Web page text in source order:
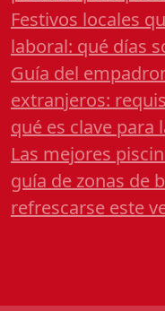
Festivos locales
laboral: qué días
Guía del
extranjeros:
qué es clave para
Las mejores
guía de zonas de
refrescarse este